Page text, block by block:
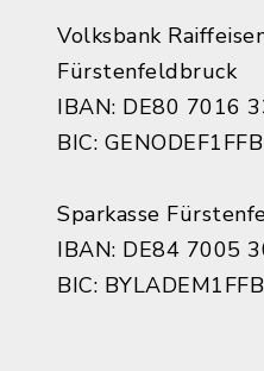
Volksbank
Fürstenfeldbruck
IBAN: DE80 7016
BIC: GENODEF1FFB
Sparkasse
IBAN: DE84 7005
BIC: BYLADEM1FFB